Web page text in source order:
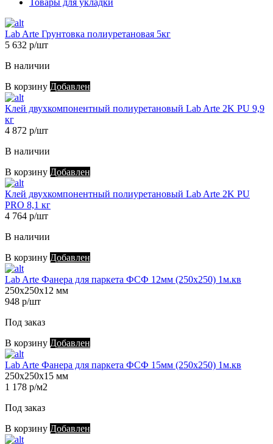
Lab Arte Грунтовка полиуретановая 5кг
5 632 р/шт
В наличии
В корзину Добавлен
Клей двухкомпонентный полиуретановый Lab Arte 2K PU 9,9
кг
4 872 р/шт
В наличии
В корзину Добавлен
Клей двухкомпонентный полиуретановый Lab Arte 2K PU
PRO 8,1 кг
4 764 р/шт
В наличии
В корзину Добавлен
Lab Arte Фанера для паркета ФСФ 12мм (250х250) 1м.кв
250х250х12 мм
948 р/шт
Под заказ
В корзину Добавлен
Lab Arte Фанера для паркета ФСФ 15мм (250х250) 1м.кв
250х250х15 мм
1 178 р/м2
Под заказ
В корзину Добавлен